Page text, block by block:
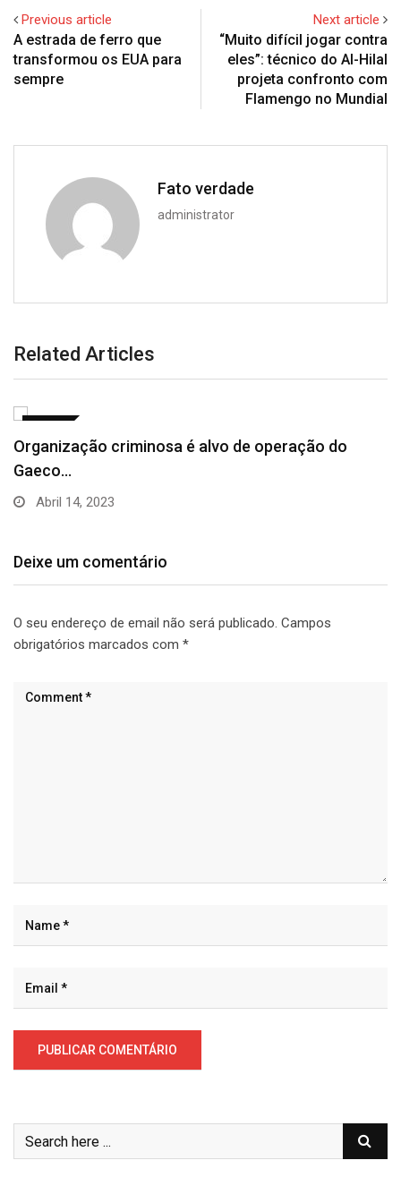
Previous article
A estrada de ferro que
transformou os EUA para
sempre
Next article
“Muito difícil jogar contra
eles”: técnico do Al-Hilal
projeta confronto com
Flamengo no Mundial
Fato verdade
administrator
Related Articles
Confira como fica o tempo em Viçosa e…
Abril 14, 2023
Deixe um comentário
O seu endereço de email não será publicado. Campos
obrigatórios marcados com *